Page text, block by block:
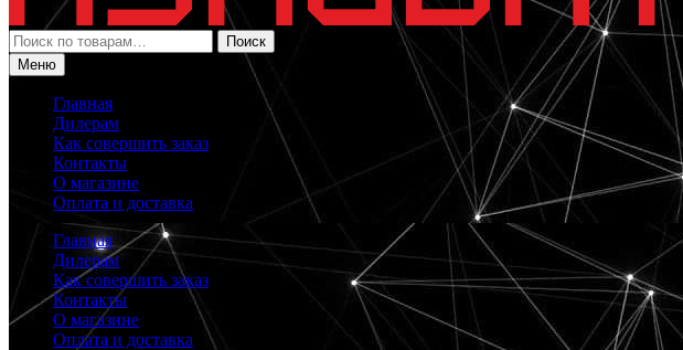
Искать:
Поиск
Меню
Главная
Дилерам
Как совершить заказ
Контакты
О магазине
Оплата и доставка
Главная
Дилерам
Как совершить заказ
Контакты
О магазине
Оплата и доставка